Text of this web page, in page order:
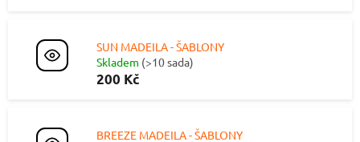
SUN MADEILA - ŠABLONY
Skladem (>10 sada)
200 Kč
BREEZE MADEILA - ŠABLONY